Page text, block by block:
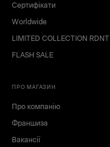
Сертифікати
Worldwide
LIMITED COLLECTION RDNT
FLASH SALE
ПРО МАГАЗИН
Про компанію
Франшиза
Вакансії